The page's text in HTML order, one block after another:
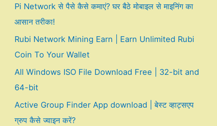
Pi Network से पैसे कैसे कमाएं? घर बैठे मोबाइल से माइनिंग का
आसान तरीका!
Rubi Network Mining Earn | Earn Unlimited Rubi
Coin To Your Wallet
All Windows ISO File Download Free | 32-bit and
64-bit
Active Group Finder App download | बेस्ट व्हाट्सएप
ग्रुप कैसे ज्वाइन करें?